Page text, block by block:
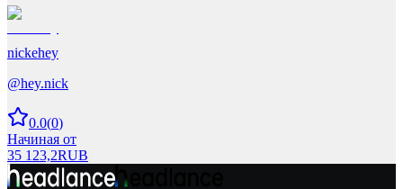
nickehey
@hey.nick
0.0(0)
Начиная от
35 123,2RUB